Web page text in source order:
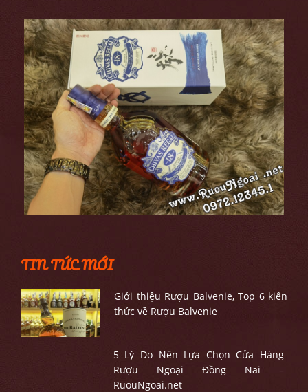
TIN TỨC MỚI
Giới thiệu Rượu Balvenie, Top 6 kiến
thức về Rượu Balvenie
5 Lý Do Nên Lựa Chọn Cửa Hàng
Rượu Ngoại Đồng Nai –
RuouNgoai.net